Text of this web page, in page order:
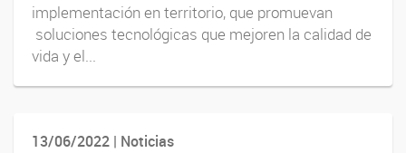
implementación en territorio, que promuevan
soluciones tecnológicas que mejoren la calidad de
vida y el...
13/06/2022 | Noticias